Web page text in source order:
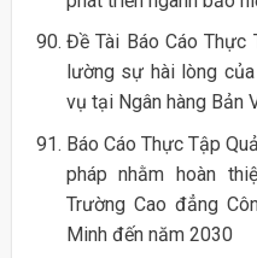
Đề Tài Báo Cáo Thực
lường sự hài lòng
vụ tại Ngân hàng Bản
Báo Cáo Thực Tập
pháp nhằm hoàn
Trường Cao đẳng
Minh đến năm 2030